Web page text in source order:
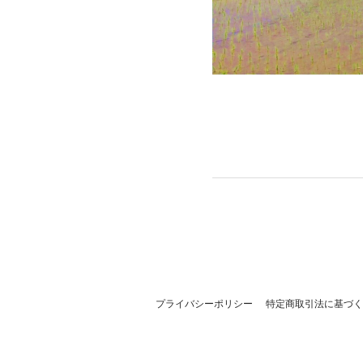
プライバシーポリシー 特定商取引法に基づ